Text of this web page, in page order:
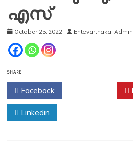
എസ്
October 25, 2022 Entevarthakal Admin
SHARE
Facebook
Linkedin